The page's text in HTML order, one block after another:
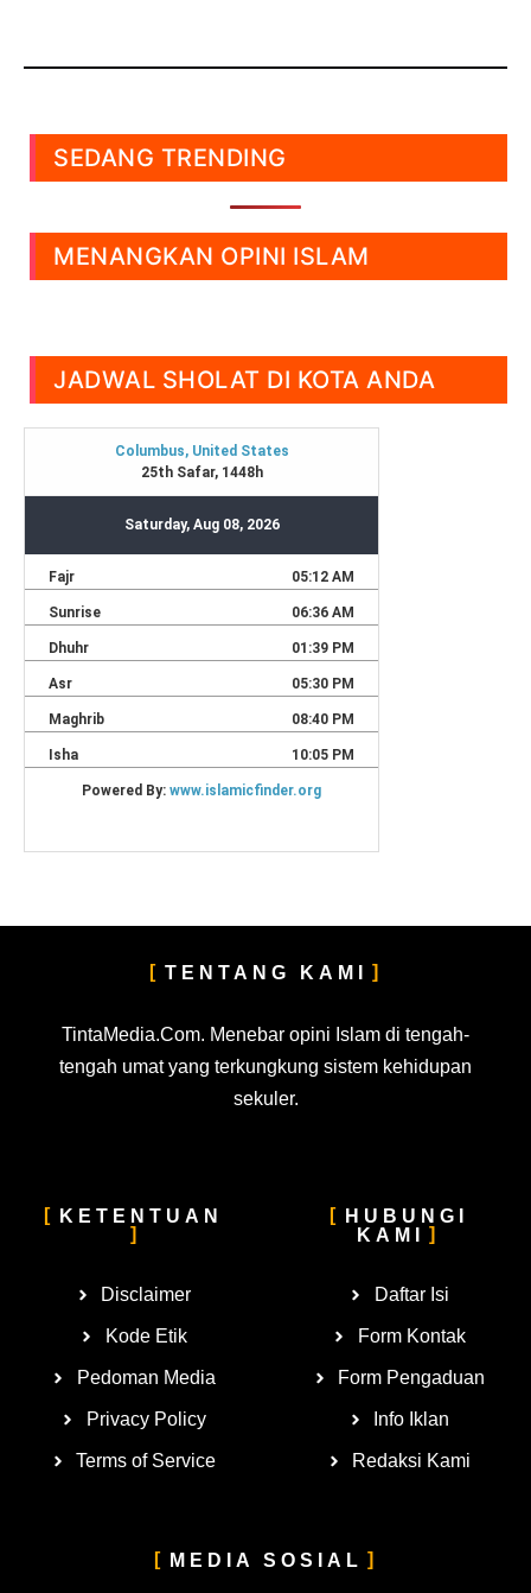
SEDANG TRENDING
MENANGKAN OPINI ISLAM
JADWAL SHOLAT DI KOTA ANDA
TENTANG KAMI
TintaMedia.Com. Menebar opini Islam di tengah-
tengah umat yang terkungkung sistem kehidupan
sekuler.
KETENTUAN
Disclaimer
Kode Etik
Pedoman Media
Privacy Policy
Terms of Service
HUBUNGI
KAMI
Daftar Isi
Form Kontak
Form Pengaduan
Info Iklan
Redaksi Kami
MEDIA SOSIAL